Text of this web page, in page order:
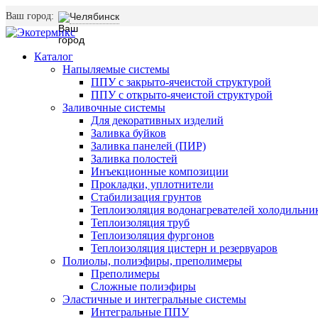
Ваш город: Челябинск
Каталог
Напыляемые системы
ППУ с закрыто-ячеистой структурой
ППУ с открыто-ячеистой структурой
Заливочные системы
Для декоративных изделий
Заливка буйков
Заливка панелей (ПИР)
Заливка полостей
Инъекционные композиции
Прокладки, уплотнители
Стабилизация грунтов
Теплоизоляция водонагревателей
Теплоизоляция труб
Теплоизоляция фургонов
Теплоизоляция цистерн и резервуаров
Полиолы, полиэфиры, преполимеры
Преполимеры
Сложные полиэфиры
Эластичные и интегральные системы
Интегральные ППУ